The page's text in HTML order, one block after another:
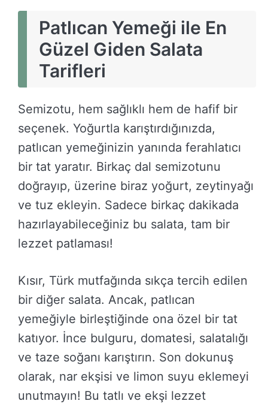
Patlıcan Yemeği ile En
Güzel Giden Salata
Tarifleri
Semizotu, hem sağlıklı hem de hafif bir
seçenek. Yoğurtla karıştırdığınızda,
patlıcan yemeğinizin yanında ferahlatıcı
bir tat yaratır. Birkaç dal semizotunu
doğrayıp, üzerine biraz yoğurt, zeytinyağı
ve tuz ekleyin. Sadece birkaç dakikada
hazırlayabileceğiniz bu salata, tam bir
lezzet patlaması!
Kısır, Türk mutfağında sıkça tercih edilen
bir diğer salata. Ancak, patlıcan
yemeğiyle birleştiğinde ona özel bir tat
katıyor. İnce bulguru, domatesi, salatalığı
ve taze soğanı karıştırın. Son dokunuş
olarak, nar ekşisi ve limon suyu eklemeyi
unutmayın! Bu tatlı ve ekşi lezzet